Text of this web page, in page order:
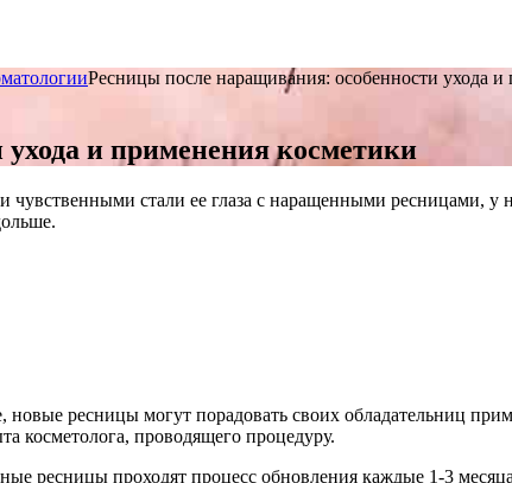
Ресницы после наращивания: особенности ухода и
и применения косметики
стали ее глаза с наращенными ресницами, у
ресницы могут порадовать своих обладательниц
косметолога, проводящего процедуру.
ресницы проходят процесс обновления каждые 1-3